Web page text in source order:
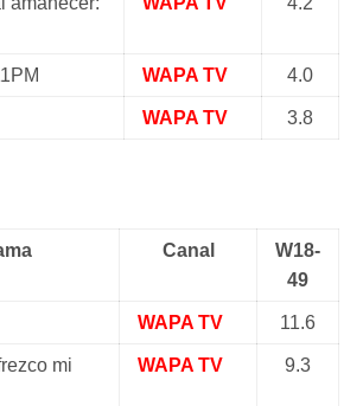
WAPA TV 4.0
WAPA TV 3.8
Canal
W18-
49
WAPA TV 11.6
mi
WAPA TV 9.3